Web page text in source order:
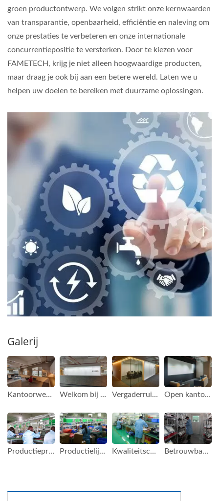
groen productontwerp. We volgen strikt onze kernwaarden
van transparantie, openbaarheid, efficiëntie en naleving om
onze prestaties te verbeteren en onze internationale
concurrentiepositie te versterken. Door te kiezen voor
FAMETECH, krijg je niet alleen hoogwaardige producten,
maar draag je ook bij aan een betere wereld. Laten we u
helpen uw doelen te bereiken met duurzame oplossingen.
Galerij
Kantoorweergave van FAMETECH (TYSSO) Welkom bij FAMETECH (TYSSO) Vergaderruimte van FAMETECH (TYSSO) Open kantoorruimte van FAMETECH (TYSSO)
Productieproces van FAMETECH (TYSSO) Productielijn van FAMETECH (TYSSO) Kwaliteitscontrole van FAMETECH (TYSSO) Betrouwbaarheidstestproces van FAMETECH (TYSSO)